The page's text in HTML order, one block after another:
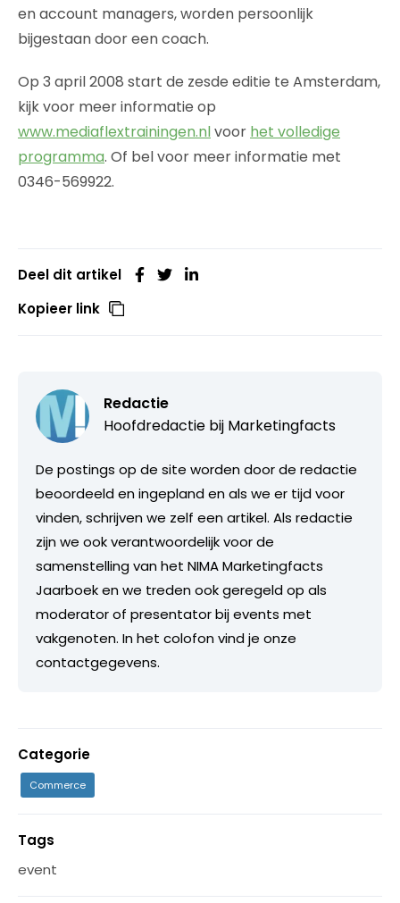
en account managers, worden persoonlijk
bijgestaan door een coach.
Op 3 april 2008 start de zesde editie te Amsterdam,
kijk voor meer informatie op
www.mediaflextrainingen.nlvoor het volledige
programma. Of bel voor meer informatie met
0346-569922.
Deel dit artikel
Kopieer link
Redactie
Hoofdredactie bij Marketingfacts
De postings op de site worden door de redactie
beoordeeld en ingepland en als we er tijd voor
vinden, schrijven we zelf een artikel. Als redactie
zijn we ook verantwoordelijk voor de
samenstelling van het NIMA Marketingfacts
Jaarboek en we treden ook geregeld op als
moderator of presentator bij events met
vakgenoten. In het colofon vind je onze
contactgegevens.
Categorie
Commerce
Tags
event